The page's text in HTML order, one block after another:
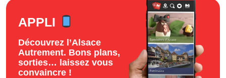
APPLI
Découvrez l’Alsace
Autrement. Bons plans,
sorties… laissez vous
convaincre !